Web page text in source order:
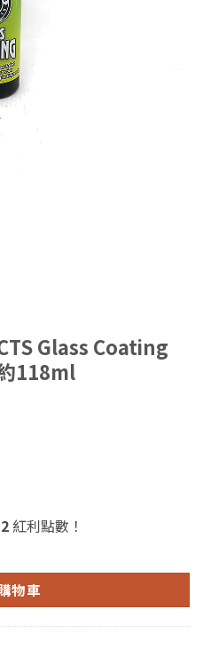
Glass Coating
118ml
紅利點數！
Coating 4oz. (DP玻璃鍍膜)*約
物車